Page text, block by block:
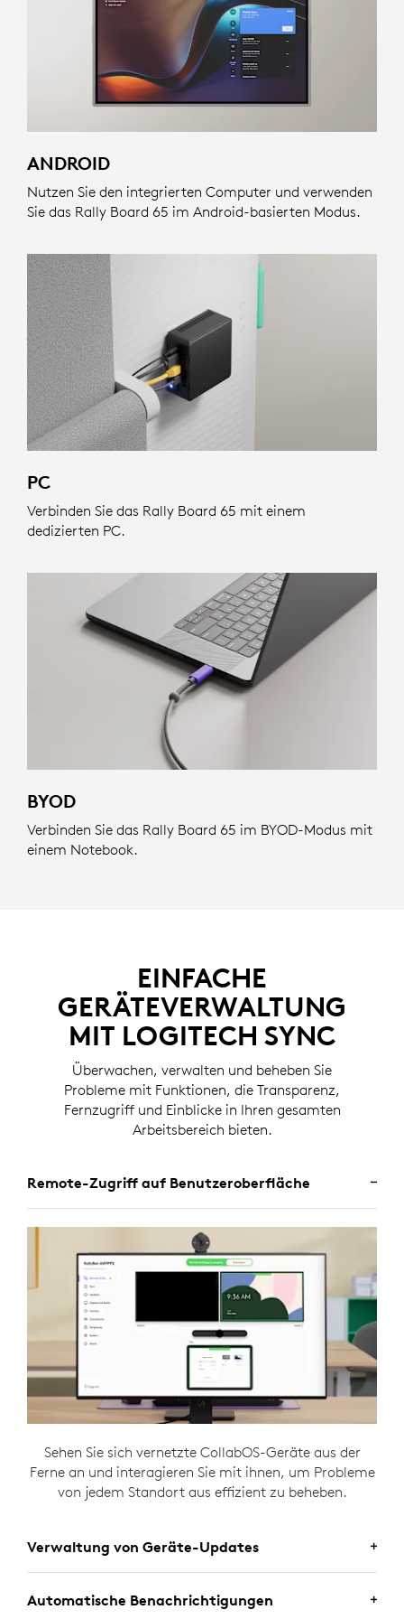
ANDROID
Nutzen Sie den integrierten Computer und verwenden
Sie das Rally Board 65 im Android-basierten Modus.
PC
Verbinden Sie das Rally Board 65 mit einem
dedizierten PC.
BYOD
Verbinden Sie das Rally Board 65 im BYOD-Modus mit
einem Notebook.
EINFACHE
GERÄTEVERWALTUNG
MIT LOGITECH SYNC
Überwachen, verwalten und beheben Sie
Probleme mit Funktionen, die Transparenz,
Fernzugriff und Einblicke in Ihren gesamten
Arbeitsbereich bieten.
Remote-Zugriff auf Benutzeroberfläche
Sehen Sie sich vernetzte CollabOS-Geräte aus der
Ferne an und interagieren Sie mit ihnen, um Probleme
von jedem Standort aus effizient zu beheben.
Verwaltung von Geräte-Updates
Automatische Benachrichtigungen